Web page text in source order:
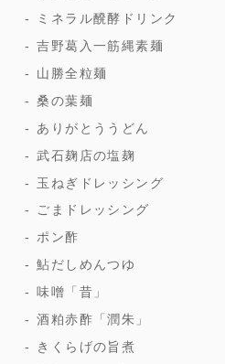
ミネラル醗酵ドリンク
吉野葛入一筋縄素麺
山勝全粒麺
桑の葉麺
ありがとううどん
武石麹店の塩麹
玉ねぎドレッシング
ごまドレッシング
ポン酢
鮎だしめんつゆ
味噌「昔」
酒粕赤酢「潤朱」
きくらげの旨煮